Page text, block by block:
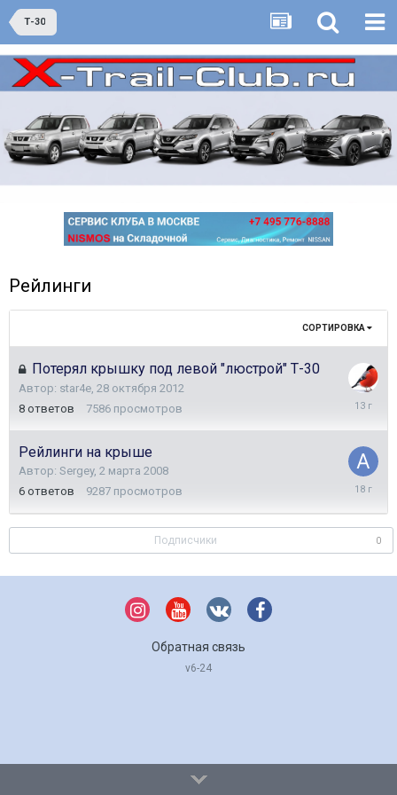
Т-30
Рейлинги
СОРТИРОВКА
Потерял крышку под левой "люстрой" Т-30
Автор: star4e 28 октября 2012
8 ответов 7586 просмотров
21
Рейлинги на крыше
Автор: Sergey, 2 марта 2008
6 ответов 9287 просмотров
11
2008
Подписчики 0
Обратная связь
v6-24